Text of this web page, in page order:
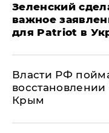
Зеленский
важное
для Patriot в
Власти РФ
восстановлении
Крым